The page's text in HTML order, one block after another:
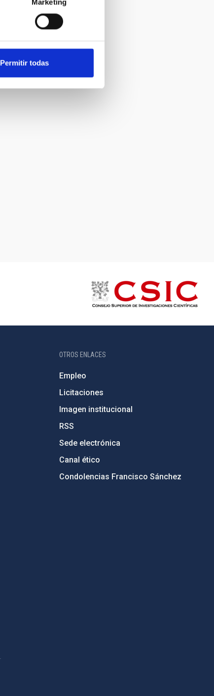
Marketing
Permitir todas
OTROS ENLACES
Empleo
Licitaciones
Imagen institucional
RSS
Sede electrónica
Canal ético
Condolencias Francisco Sánchez